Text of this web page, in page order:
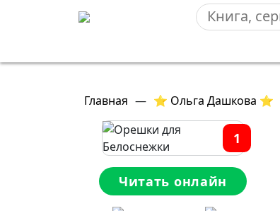
Главная — ⭐ Ольга Дашкова ⭐
1
Читать онлайн